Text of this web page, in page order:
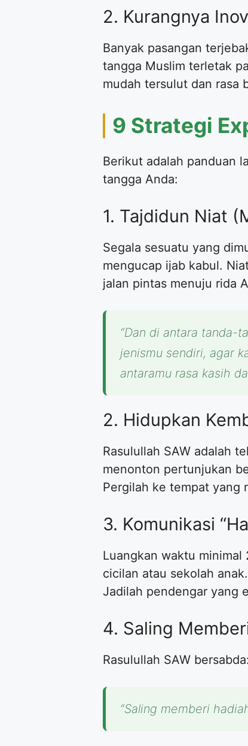
2. Kurangnya
Banyak pasangan
tangga Muslim terletak
mudah tersulut dan rasa
9 Strategi
Berikut adalah panduan
tangga Anda:
1. Tajdidun Niat
Segala sesuatu yang
mengucap ijab kabul.
jalan pintas menuju rida
“Dan di antara tanda-
jenismu sendiri, agar
antaramu rasa kasih
2. Hidupkan
Rasulullah SAW adalah
menonton pertunjukan
Pergilah ke tempat yang
3. Komunikasi
Luangkan waktu
cicilan atau sekolah
Jadilah pendengar yang
4. Saling
Rasulullah SAW bersabda:
“Saling memberi